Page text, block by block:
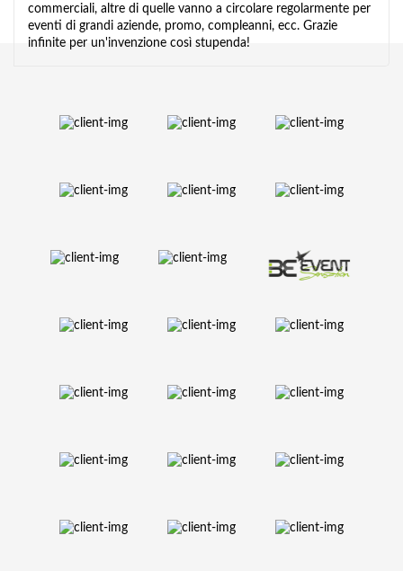
commerciali, altre di quelle vanno a circolare regolarmente per
eventi di grandi aziende, promo, compleanni, ecc. Grazie
infinite per un'invenzione così stupenda!